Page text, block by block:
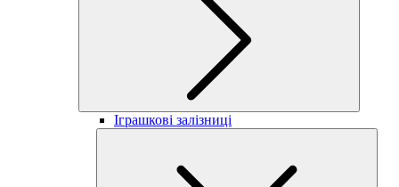
Іграшкові залізниці